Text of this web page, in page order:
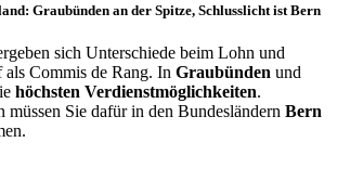
Graubünden an der Spitze, Schlusslicht ist Bern
sich Unterschiede beim Lohn und
Commis de Rang. In Graubünden und
höchsten Verdienstmöglichkeiten.
Sie dafür in den Bundesländern Bern